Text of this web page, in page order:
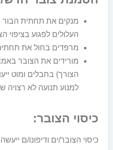
מנקים את תחתית הבור
העלולים לפגוע בציפוי
מרפדים בחול את
מורידים את הצובר
הצורך) בחבלים ומוט
למנוע תנועה לא רצויה
כיסוי הצובר:
כיסוי הצובר/ים ודיפונו/ם